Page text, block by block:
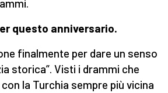
questo anniversario.
finalmente per dare un senso
storica”. Visti i drammi che
la Turchia sempre più vicina